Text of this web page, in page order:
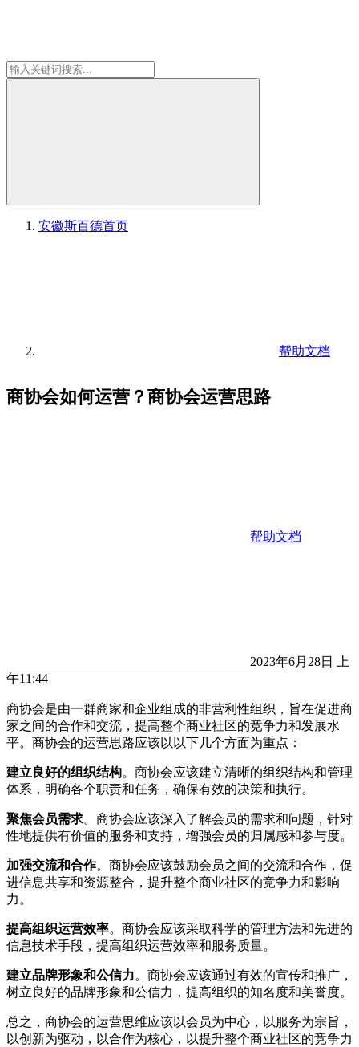
安徽斯百德首页
帮助文档
商协会如何运营？商协会运营思路
帮助文档
2023年6月28日 上
午11:44
商协会是由一群商家和企业组成的非营利性组织，旨在促进商
家之间的合作和交流，提高整个商业社区的竞争力和发展水
平。商协会的运营思路应该以以下几个方面为重点：
建立良好的组织结构。商协会应该建立清晰的组织结构和管理
体系，明确各个职责和任务，确保有效的决策和执行。
聚焦会员需求。商协会应该深入了解会员的需求和问题，针对
性地提供有价值的服务和支持，增强会员的归属感和参与度。
加强交流和合作。商协会应该鼓励会员之间的交流和合作，促
进信息共享和资源整合，提升整个商业社区的竞争力和影响
力。
提高组织运营效率。商协会应该采取科学的管理方法和先进的
信息技术手段，提高组织运营效率和服务质量。
建立品牌形象和公信力。商协会应该通过有效的宣传和推广，
树立良好的品牌形象和公信力，提高组织的知名度和美誉度。
总之，商协会的运营思维应该以会员为中心，以服务为宗旨，
以创新为驱动，以合作为核心，以提升整个商业社区的竞争力